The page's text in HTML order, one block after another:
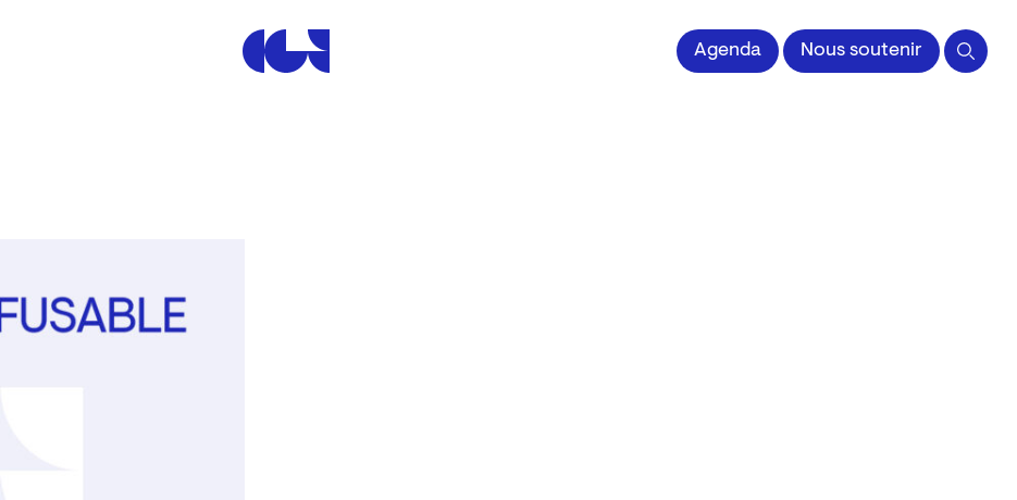
Centre de la Gravure et de l'Image impriméeAgenda Nous soutenir